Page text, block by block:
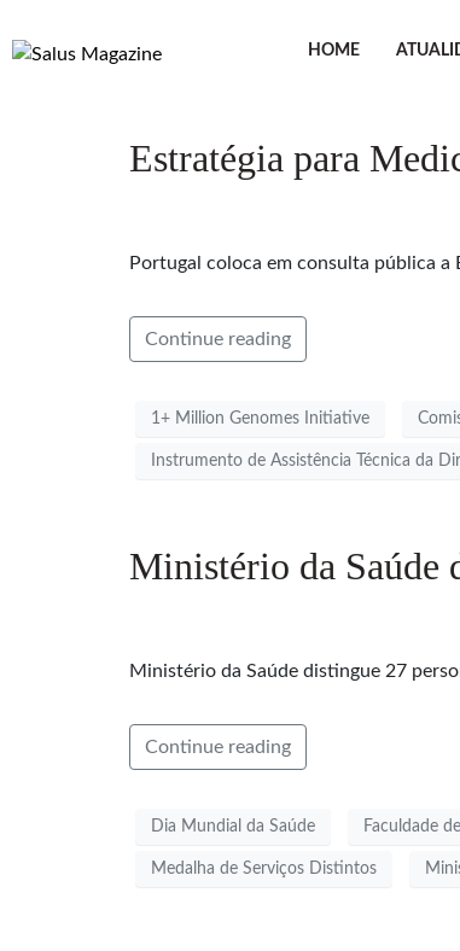
HOME
Estratégia para
Portugal coloca em consulta pública
Continue reading
1+ Million Genomes Initiative
Instrumento de Assistência Técnica da
Ministério da Saúde
Ministério da Saúde distingue 27
Continue reading
Dia Mundial da Saúde Faculdade
Medalha de Serviços Distintos